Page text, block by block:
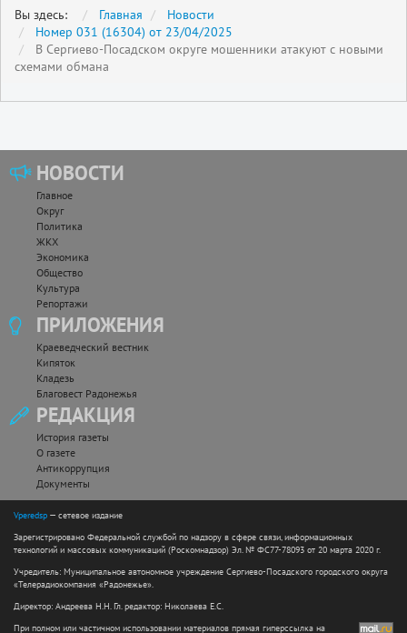
Вы здесь: Главная
Новости
Номер 031 (16304) от 23/04/2025
В Сергиево-Посадском округе мошенники атакуют с новыми
схемами обмана
НОВОСТИ
Главное
Округ
Политика
ЖКХ
Экономика
Общество
Культура
Репортажи
ПРИЛОЖЕНИЯ
Краеведческий вестник
Кипяток
Кладезь
Благовест Радонежья
РЕДАКЦИЯ
История газеты
О газете
Антикоррупция
Документы
Vperedsp — сетевое издание
Зарегистрировано Федеральной службой по надзору в сфере связи, информационных
технологий и массовых коммуникаций (Роскомнадзор) Эл. № ФС77-78093 от 20 марта 2020 г.
Учредитель: Муниципальное автономное учреждение Сергиево-Посадского городского округа
«Телерадиокомпания «Радонежье».
Директор: Андреева Н.Н. Гл. редактор: Николаева Е.С.
При полном или частичном использовании материалов прямая гиперссылка на